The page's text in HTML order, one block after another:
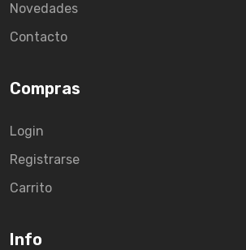
Novedades
Contacto
Compras
Login
Registrarse
Carrito
Info